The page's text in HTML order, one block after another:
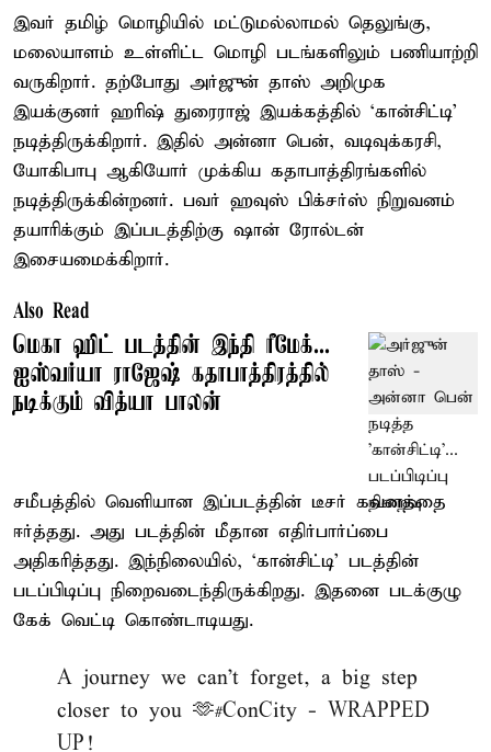
இவர் தமிழ் மொழியில் மட்டுமல்லாமல் தெலுங்கு,
மலையாளம் உள்ளிட்ட மொழி படங்களிலும் பணியாற்றி
வருகிறார். தற்போது அர்ஜுன் தாஸ் அறிமுக
இயக்குனர் ஹரிஷ் துரைராஜ் இயக்கத்தில் ‘கான்சிட்டி’
நடித்திருக்கிறார். இதில் அன்னா பென், வடிவுக்கரசி,
யோகிபாபு ஆகியோர் முக்கிய கதாபாத்திரங்களில்
நடித்திருக்கின்றனர். பவர் ஹவுஸ் பிக்சர்ஸ் நிறுவனம்
தயாரிக்கும் இப்படத்திற்கு ஷான் ரோல்டன்
இசையமைக்கிறார்.
Also Read
மெகா ஹிட் படத்தின் இந்தி ரீமேக்...
ஐஸ்வர்யா ராஜேஷ் கதாபாத்திரத்தில்
நடிக்கும் வித்யா பாலன்
சமீபத்தில் வெளியான இப்படத்தின் டீசர் கவனத்தை
ஈர்த்தது. அது படத்தின் மீதான எதிர்பார்ப்பை
அதிகரித்தது. இந்நிலையில், ‘கான்சிட்டி’ படத்தின்
படப்பிடிப்பு நிறைவடைந்திருக்கிறது. இதனை படக்குழு
கேக் வெட்டி கொண்டாடியது.
A journey we can't forget, a big step
closer to you 🫶#ConCity - WRAPPED
UP!